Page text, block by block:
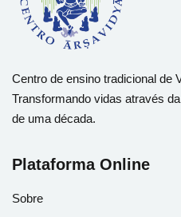
Centro de ensino tradicional de
Transformando vidas através
de uma década.
Plataforma Online
Sobre